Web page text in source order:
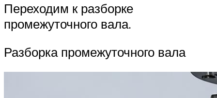
Переходим к разборке
промежуточного вала.
Разборка промежуточного вала